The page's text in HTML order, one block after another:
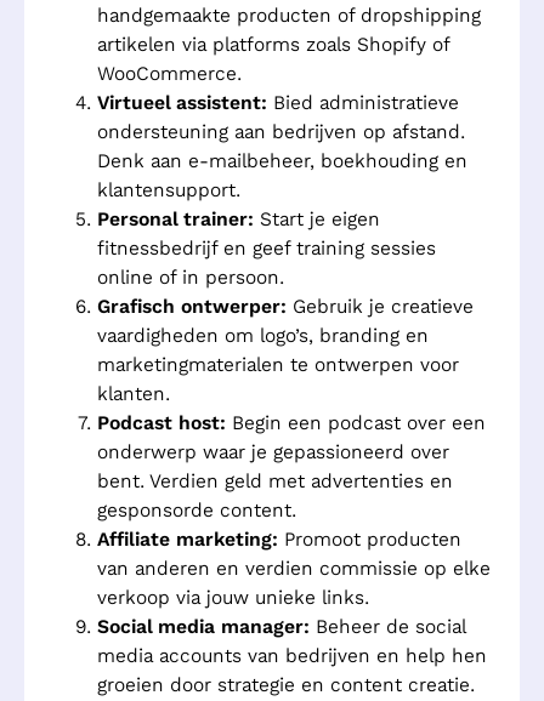
handgemaakte producten of dropshipping
artikelen via platforms zoals Shopify of
WooCommerce.
Virtueel assistent: Bied administratieve
ondersteuning aan bedrijven op afstand.
Denk aan e-mailbeheer, boekhouding en
klantensupport.
Personal trainer: Start je eigen
fitnessbedrijf en geef training sessies
online of in persoon.
Grafisch ontwerper: Gebruik je creatieve
vaardigheden om logo’s, branding en
marketingmaterialen te ontwerpen voor
klanten.
Podcast host: Begin een podcast over een
onderwerp waar je gepassioneerd over
bent. Verdien geld met advertenties en
gesponsorde content.
Affiliate marketing: Promoot producten
van anderen en verdien commissie op elke
verkoop via jouw unieke links.
Social media manager: Beheer de social
media accounts van bedrijven en help hen
groeien door strategie en content creatie.